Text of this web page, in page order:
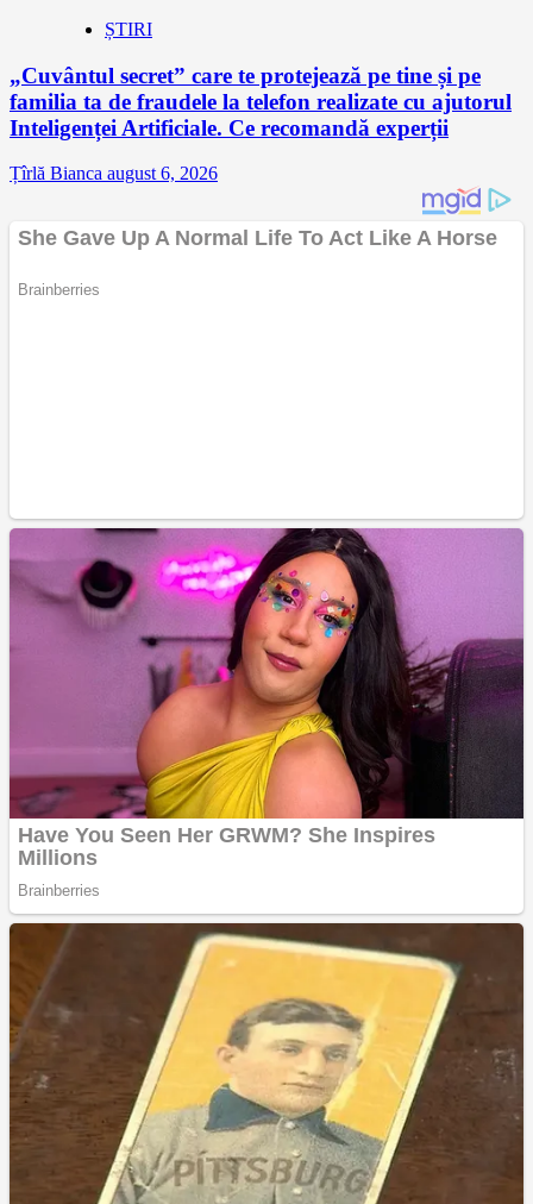
ȘTIRI
„Cuvântul secret” care te protejează pe tine și pe
familia ta de fraudele la telefon realizate cu ajutorul
Inteligenței Artificiale. Ce recomandă experții
Țîrlă Bianca august 6, 2026